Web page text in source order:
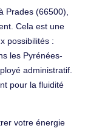
Prades (66500),
Cela est une
possibilités :
les Pyrénées-
administratif.
pour la fluidité
votre énergie